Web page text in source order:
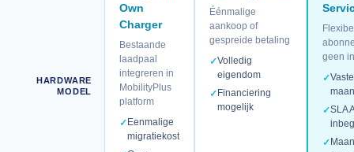
HARDWARE
MODEL
Own
Charger
Bestaande
laadpaal
integreren in
MobilityPlus
platform
✓Eenmalige
migratiekost
Éénmalige
aankoop of
gespreide betaling
✓Volledig
eigendom
✓Financiering
mogelijk
geen
✓Vaste
✓SLA
✓